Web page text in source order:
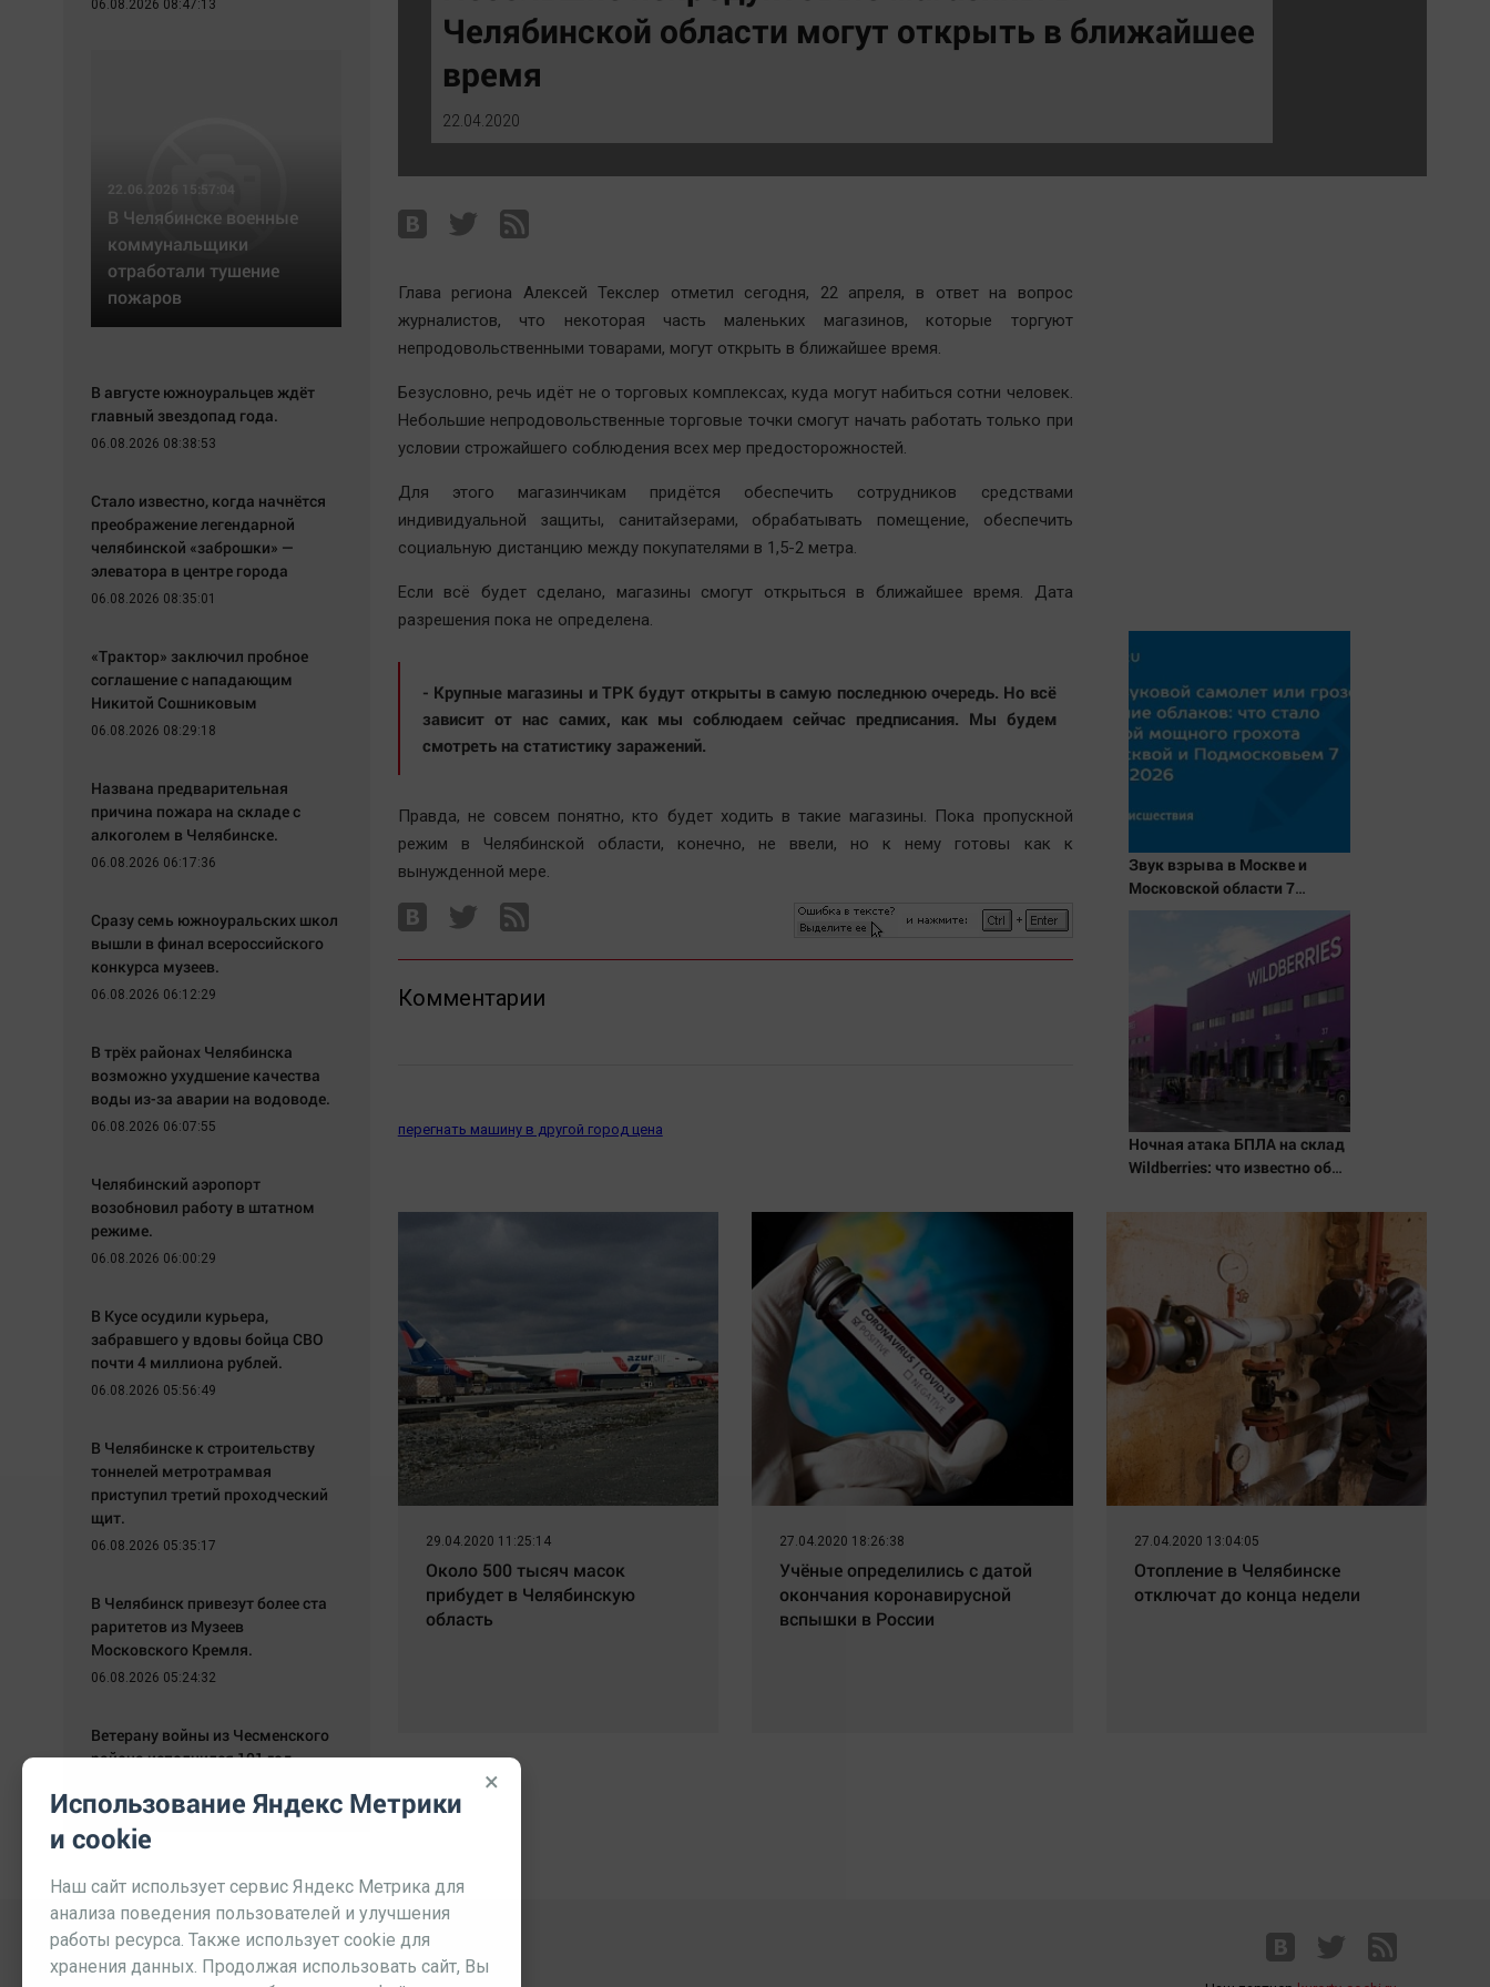
Экономика
Медиаграмотность
Челябинск космический
English version
Online-консультация
Вкусное
ЖКХ
Интервью
Отдых
Светская жизнь
Тенденции
Челябинской области могут открыть в ближайшее
время
22.04.2020
Глава региона Алексей Текслер отметил сегодня, 22 апреля, в ответ на вопрос
журналистов, что некоторая часть маленьких магазинов, которые торгуют
непродовольственными товарами, могут открыть в ближайшее время.
Безусловно, речь идёт не о торговых комплексах, куда могут набиться сотни человек.
Небольшие непродовольственные торговые точки смогут начать работать только при
условии строжайшего соблюдения всех мер предосторожностей.
Для этого магазинчикам придётся обеспечить сотрудников средствами
индивидуальной защиты, санитайзерами, обрабатывать помещение, обеспечить
социальную дистанцию между покупателями в 1,5-2 метра.
Если всё будет сделано, магазины смогут открыться в ближайшее время. Дата
разрешения пока не определена.
- Крупные магазины и ТРК будут открыты в самую последнюю очередь. Но всё
зависит от нас самих, как мы соблюдаем сейчас предписания. Мы будем
смотреть на статистику заражений.
Правда, не совсем понятно, кто будет ходить в такие магазины. Пока пропускной
режим в Челябинской области, конечно, не ввели, но к нему готовы как к
вынужденной мере.
Комментарии
перегнать машину в другой город цена
Звук взрыва в Москве и
Московской области 7
августа 2026 года: Причины,
громкий хлопок
Ночная атака БПЛА на склад
Wildberries: что известно об
логистическим центрам
07/08/2026 – Новости
29.04.2020 11:25:14
Около 500 тысяч масок
прибудет в Челябинскую
область
27.04.2020 18:26:38
Учёные определились с датой
окончания коронавирусной
вспышки в России
27.04.2020 13:04:05
Отопление в Челябинске
отключат до конца недели
06.08.2026 08:47:13
22.06.2026 15:57:04
В Челябинске военные
коммунальщики
отработали тушение
пожаров
В августе южноуральцев ждёт
главный звездопад года.
06.08.2026 08:38:53
Стало известно, когда начнётся
преображение легендарной
челябинской «заброшки» —
элеватора в центре города
06.08.2026 08:35:01
«Трактор» заключил пробное
соглашение с нападающим
Никитой Сошниковым
06.08.2026 08:29:18
Названа предварительная
причина пожара на складе с
алкоголем в Челябинске.
06.08.2026 06:17:36
Сразу семь южноуральских школ
вышли в финал всероссийского
конкурса музеев.
06.08.2026 06:12:29
В трёх районах Челябинска
возможно ухудшение качества
воды из-за аварии на водоводе.
06.08.2026 06:07:55
Челябинский аэропорт
возобновил работу в штатном
режиме.
06.08.2026 06:00:29
В Кусе осудили курьера,
забравшего у вдовы бойца СВО
почти 4 миллиона рублей.
06.08.2026 05:56:49
В Челябинске к строительству
тоннелей метротрамвая
приступил третий проходческий
щит.
06.08.2026 05:35:17
В Челябинск привезут более ста
раритетов из Музеев
Московского Кремля.
06.08.2026 05:24:32
Ветерану войны из Чесменского
района исполнился 101 год.
×
Использование Яндекс Метрики
и cookie
Наш сайт использует сервис Яндекс Метрика для
анализа поведения пользователей и улучшения
работы ресурса. Также использует cookie для
хранения данных. Продолжая использовать сайт, Вы